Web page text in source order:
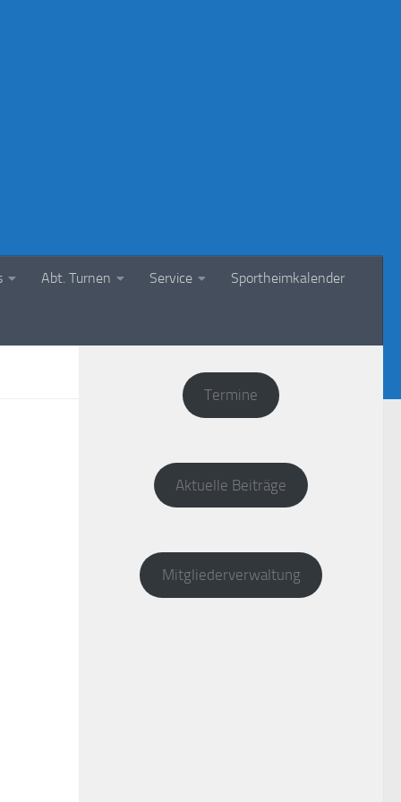
Abt. Turnen Service Sportheimkalender
Termine
Aktuelle Beiträge
Mitgliederverwaltung